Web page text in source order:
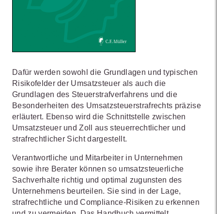
Dafür werden sowohl die Grundlagen und typischen
Risikofelder der Umsatzsteuer als auch die
Grundlagen des Steuerstrafverfahrens und die
Besonderheiten des Umsatzsteuerstrafrechts präzise
erläutert. Ebenso wird die Schnittstelle zwischen
Umsatzsteuer und Zoll aus steuerrechtlicher und
strafrechtlicher Sicht dargestellt.
Verantwortliche und Mitarbeiter in Unternehmen
sowie ihre Berater können so umsatzsteuerliche
Sachverhalte richtig und optimal zugunsten des
Unternehmens beurteilen. Sie sind in der Lage,
strafrechtliche und Compliance-Risiken zu erkennen